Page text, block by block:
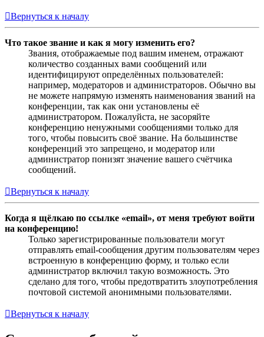
Вернуться к началу
Что такое звание и как я могу изменить его?
Звания, отображаемые под вашим именем, отражают
количество созданных вами сообщений или
идентифицируют определённых пользователей:
например, модераторов и администраторов. Обычно вы
не можете напрямую изменять наименования званий на
конференции, так как они установлены её
администратором. Пожалуйста, не засоряйте
конференцию ненужными сообщениями только для
того, чтобы повысить своё звание. На большинстве
конференций это запрещено, и модератор или
администратор понизят значение вашего счётчика
сообщений.
Вернуться к началу
Когда я щёлкаю по ссылке «email», от меня требуют войти
на конференцию!
Только зарегистрированные пользователи могут
отправлять email-сообщения другим пользователям через
встроенную в конференцию форму, и только если
администратор включил такую возможность. Это
сделано для того, чтобы предотвратить злоупотребления
почтовой системой анонимными пользователями.
Вернуться к началу